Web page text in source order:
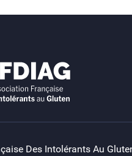
Des Intolérants Au